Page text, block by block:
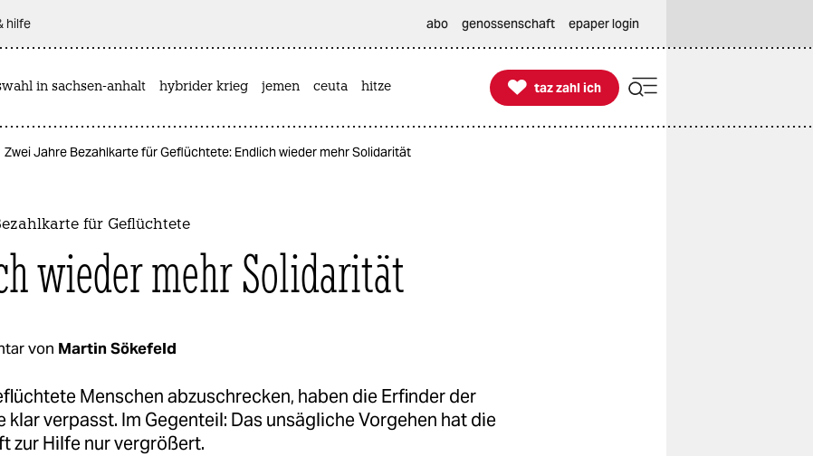
hilfe abo genossenschaft epaper login
in sachsen-anhalt hybrider krieg jemen ceuta hitze 
taz zahl ich
taz zahl ich
Zwei Jahre Bezahlkarte für Geflüchtete: Endlich wieder mehr Solidarität
für Geflüchtete
wieder mehr Solidarität
von Martin Sökefeld
Menschen abzuschrecken, haben die Erfinder der
klar verpasst. Im Gegenteil: Das unsägliche Vorgehen hat die
zur Hilfe nur vergrößert.